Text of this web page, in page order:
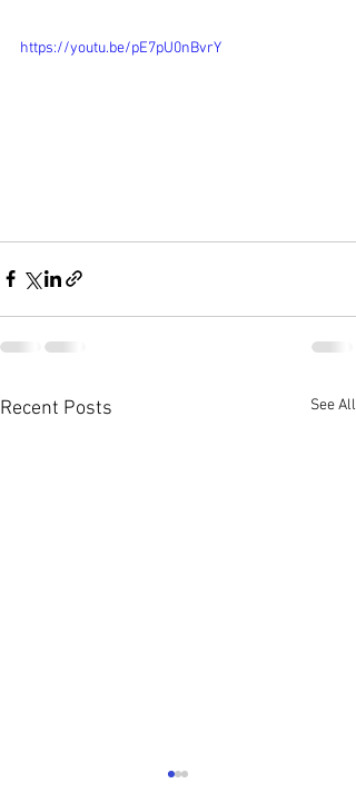
https://youtu.be/pE7pU0nBvrY
Recent Posts See All